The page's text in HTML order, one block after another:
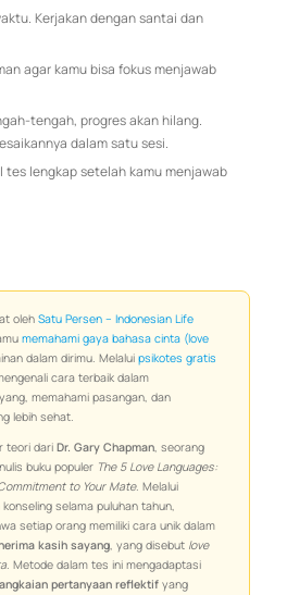
Kerjakan dengan santai dan
agar kamu bisa fokus menjawab
tengah, progres akan hilang.
dalam satu sesi.
tes lengkap setelah kamu menjawab
olehSatu Persen – Indonesian Life
memahami gaya bahasa cinta (love
dalam dirimu. Melaluipsikotes gratis
cara terbaik dalam
memahami pasangan, dan
lebih sehat.
teori dariDr. Gary Chapman, seorang
buku populer The 5 Love Languages:
to Your Mate. Melalui
selama puluhan tahun,
setiap orang memiliki cara unik dalam
kasih sayang, yang disebut love
. Metode dalam tes ini mengadaptasi
pertanyaan reflektif yang